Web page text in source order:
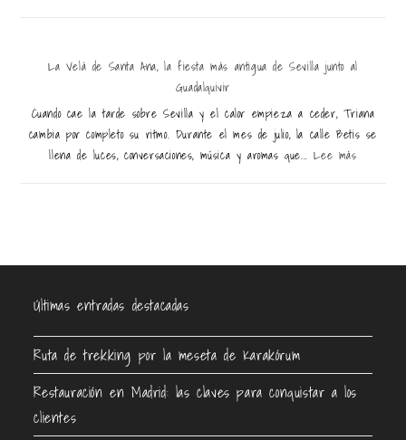
La Velá de Santa Ana, la fiesta más antigua de Sevilla junto al
Guadalquivir
Cuando cae la tarde sobre Sevilla y el calor empieza a ceder, Triana
cambia por completo su ritmo. Durante el mes de julio, la calle Betis se
llena de luces, conversaciones, música y aromas que...Lee más
Últimas entradas destacadas
Ruta de trekking por la meseta de Karakórum
Restauración en Madrid: las claves para conquistar a los
clientes